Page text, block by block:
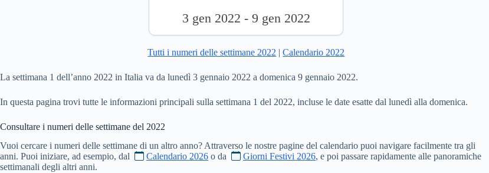
3 gen 2022 - 9 gen 2022
Tutti i numeri delle settimane 2022 |Calendario 2022
La settimana 1 dell’anno 2022 in Italia va da lunedì 3 gennaio 2022 a domenica 9 gennaio 2022.
In questa pagina trovi tutte le informazioni principali sulla settimana 1 del 2022, incluse le date esatte dal lunedì alla domenica.
Consultare i numeri delle settimane del 2022
Vuoi cercare i numeri delle settimane di un altro anno? Attraverso le nostre pagine del calendario puoi navigare facilmente tra gli
anni. Puoi iniziare, ad esempio, dal
Calendario 2026 o da Giorni Festivi 2026, e poi passare rapidamente alle panoramiche
settimanali degli altri anni.